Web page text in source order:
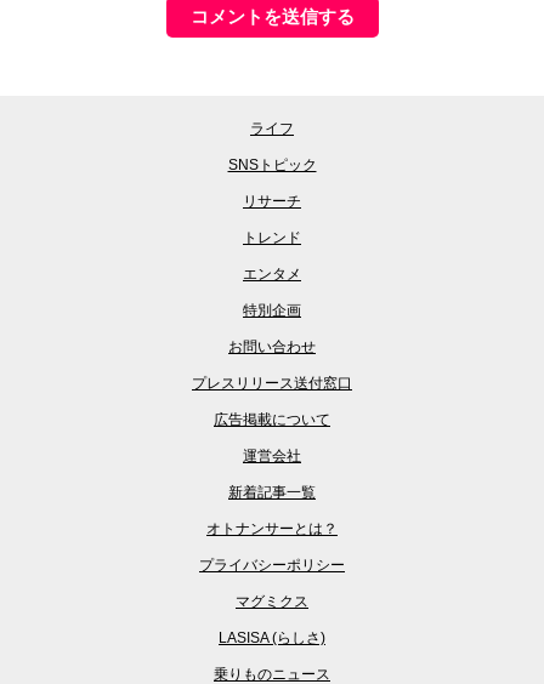
ライフ
SNSトピック
リサーチ
トレンド
エンタメ
特別企画
お問い合わせ
プレスリリース送付窓口
広告掲載について
運営会社
新着記事一覧
オトナンサーとは？
プライバシーポリシー
マグミクス
LASISA (らしさ)
乗りものニュース